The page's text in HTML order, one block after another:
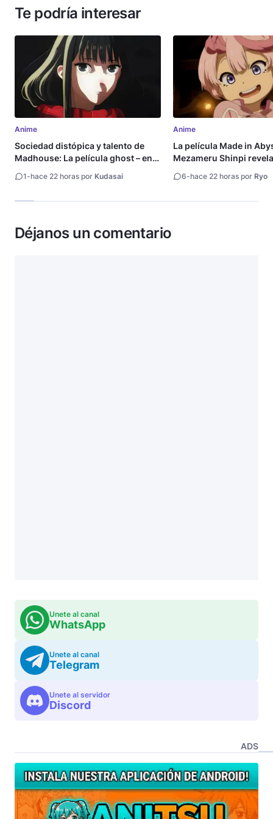
Te podría interesar
Anime
Sociedad distópica y talento de
Madhouse: La película ghost – end
1-hace 22 horas por Kudasai
Anime
La película Made in
Mezameru Shinpi
6-hace 22 horas por Ryo
Déjanos un comentario
Unete al canal
WhatsApp
Unete al canal
Telegram
Unete al servidor
Discord
ADS